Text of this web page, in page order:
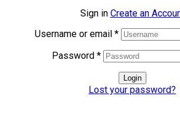
Sign in Create an
Username or email *
Password *
Login
Lost your password?